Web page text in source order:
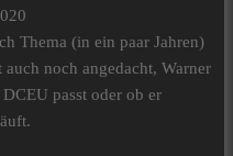
Thema (in ein paar Jahren)
noch angedacht, Warner
passt oder ob er